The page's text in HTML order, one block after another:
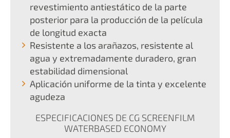
revestimiento antiestático de la parte
posterior para la producción de la película
de longitud exacta
Resistente a los arañazos, resistente al
agua y extremadamente duradero, gran
estabilidad dimensional
Aplicación uniforme de la tinta y excelente
agudeza
ESPECIFICACIONES DE CG SCREENFILM
WATERBASED ECONOMY